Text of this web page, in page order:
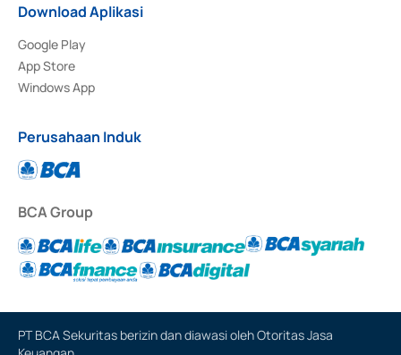
Download Aplikasi
Google Play
App Store
Windows App
Perusahaan Induk
BCA Group
PT BCA Sekuritas berizin dan diawasi oleh Otoritas Jasa